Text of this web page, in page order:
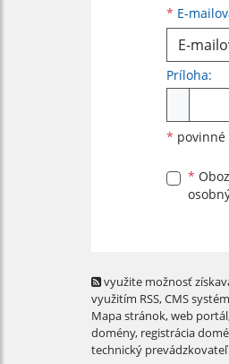
* E-
Príloha:
* povinné
*
využite možnosť
využitím RSS, CMS
Mapa stránok,web portál
domény, registrácia
technický prevádzkovateľ